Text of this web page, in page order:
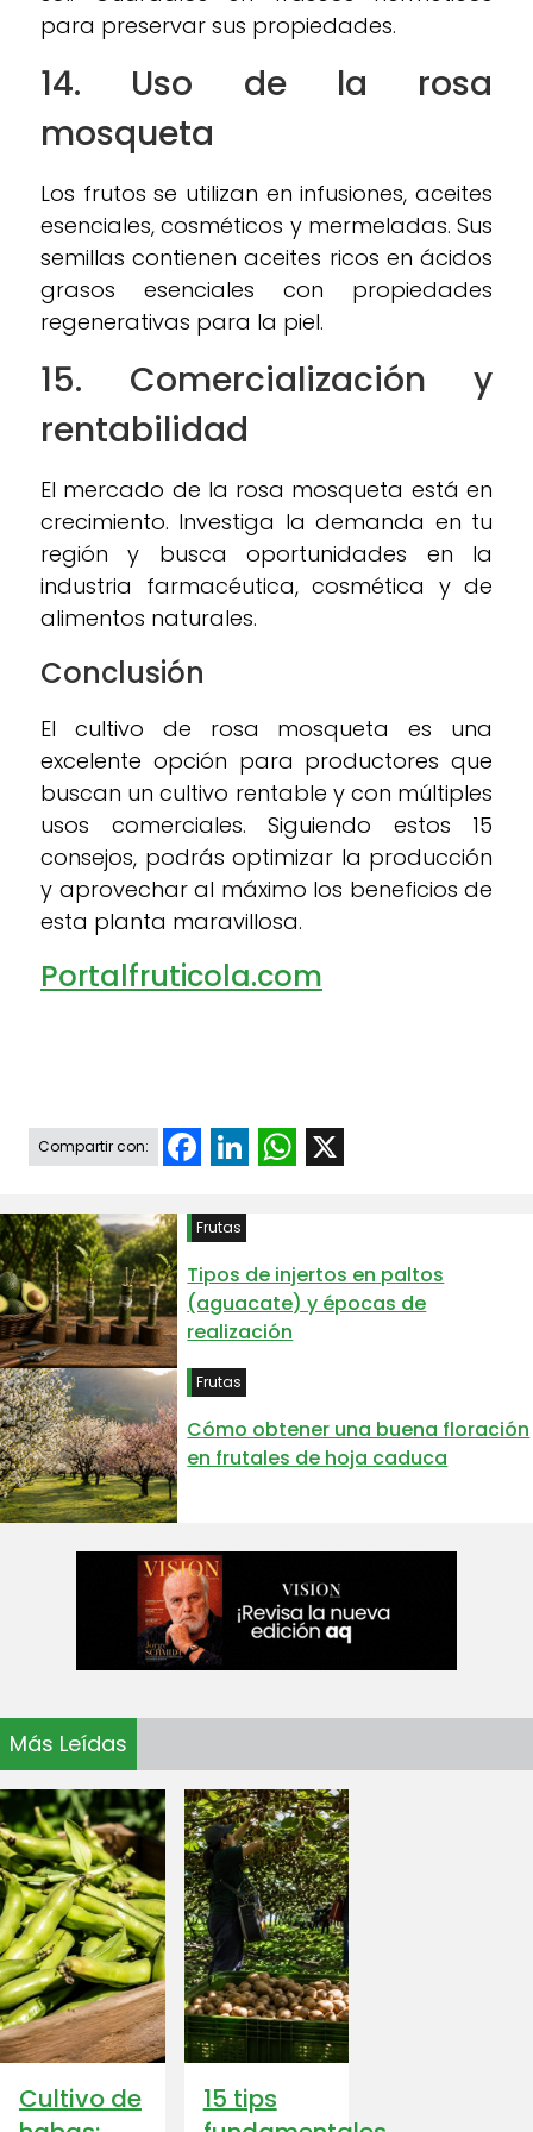
para preservar sus propiedades.
14. Uso de la rosa
mosqueta
Los frutos se utilizan en infusiones, aceites
esenciales, cosméticos y mermeladas. Sus
semillas contienen aceites ricos en ácidos
grasos esenciales con propiedades
regenerativas para la piel.
15. Comercialización y
rentabilidad
El mercado de la rosa mosqueta está en
crecimiento. Investiga la demanda en tu
región y busca oportunidades en la
industria farmacéutica, cosmética y de
alimentos naturales.
Conclusión
El cultivo de rosa mosqueta es una
excelente opción para productores que
buscan un cultivo rentable y con múltiples
usos comerciales. Siguiendo estos 15
consejos, podrás optimizar la producción
y aprovechar al máximo los beneficios de
esta planta maravillosa.
Portalfruticola.com
Compartir con: FacebookLinkedInWhatsApp
Frutas
Tipos de injertos en paltos
(aguacate) y épocas de
realización
Frutas
Cómo obtener una buena floración
en frutales de hoja caduca
Más Leídas
Cultivo de
15 tips